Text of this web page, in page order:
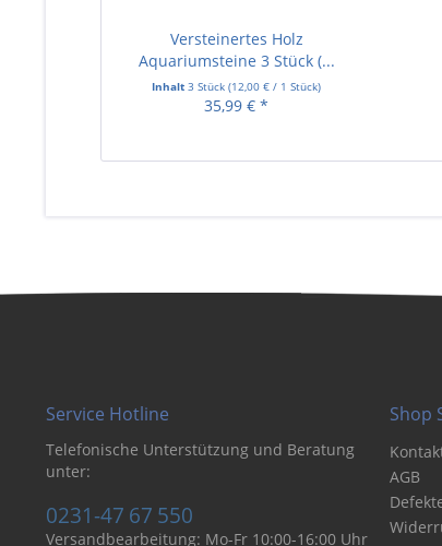
Versteinertes Holz
Aquariumsteine 3 Stück (...
Inhalt3 Stück(12,00 € / 1 Stück)
35,99 € *
Service Hotline
Telefonische Unterstützung und Beratung
unter:
0231-47 67 550
Versandbearbeitung: Mo-Fr 10:00-16:00 Uhr
Shop
AGB